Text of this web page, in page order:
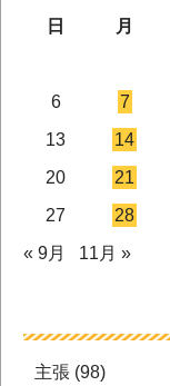
日
月
6
7
13
14
20
21
27
28
« 9月
11月 »
主張 (98)